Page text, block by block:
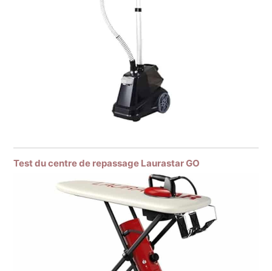
Test du centre de repassage Laurastar GO